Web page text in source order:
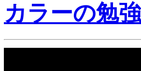
カラーの勉